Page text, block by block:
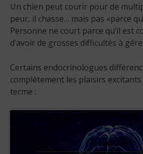
Un chien peut courir pour de
peur, il chasse… mais pas «parce
Personne ne court parce qu’il est
d’avoir de grosses difficultés à
Certains endocrinologues
complètement les plaisirs
terme :